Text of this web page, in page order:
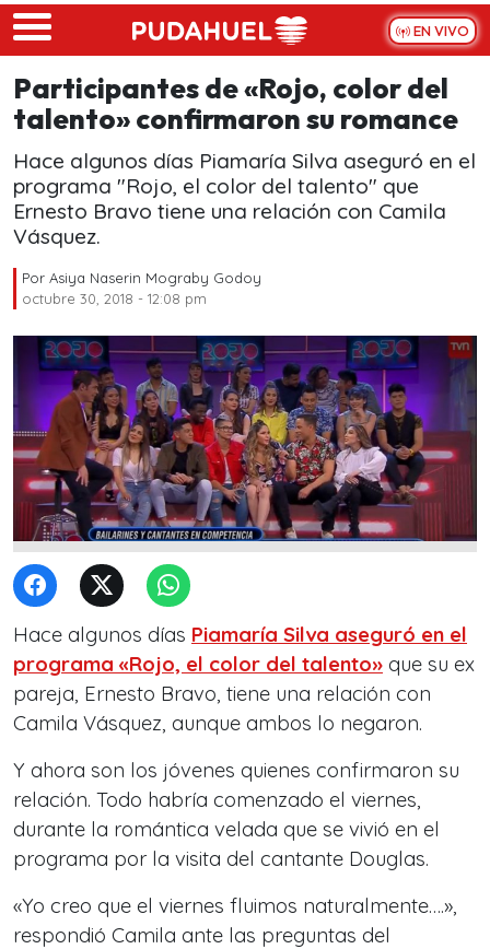
Skip to main content
EN VIVO
Participantes de «Rojo, color del
talento» confirmaron su romance
Hace algunos días Piamaría Silva aseguró en el
programa "Rojo, el color del talento" que
Ernesto Bravo tiene una relación con Camila
Vásquez.
Por Asiya Naserin Mograby Godoy
octubre 30, 2018 - 12:08 pm
Hace algunos días Piamaría Silva aseguró en el
programa «Rojo, el color del talento» que su ex
pareja, Ernesto Bravo, tiene una relación con
Camila Vásquez, aunque ambos lo negaron.
Y ahora son los jóvenes quienes confirmaron su
relación. Todo habría comenzado el viernes,
durante la romántica velada que se vivió en el
programa por la visita del cantante Douglas.
«Yo creo que el viernes fluimos naturalmente….»,
respondió Camila ante las preguntas del